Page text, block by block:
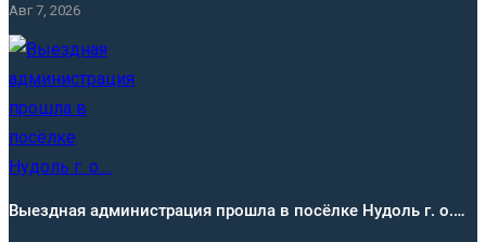
Авг 7, 2026
Выездная администрация прошла в посёлке Нудоль г. о.…